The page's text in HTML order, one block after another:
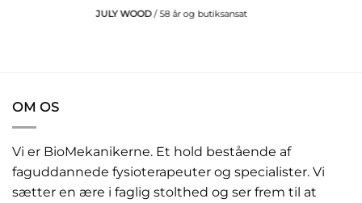
JULY WOOD /58 år og butiksansat
OM OS
Vi er BioMekanikerne. Et hold bestående af
faguddannede fysioterapeuter og specialister. Vi
sætter en ære i faglig stolthed og ser frem til at